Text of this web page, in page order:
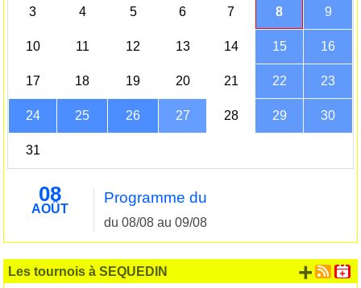
3 4 5 6 7 8 9
10 11 12 13 14 15 16
17 18 19 20 21 22 23
24 25 26 27 28 29 30
31
08
AOÛT
Programme du
du 08/08 au 09/08
Les tournois à SEQUEDIN +